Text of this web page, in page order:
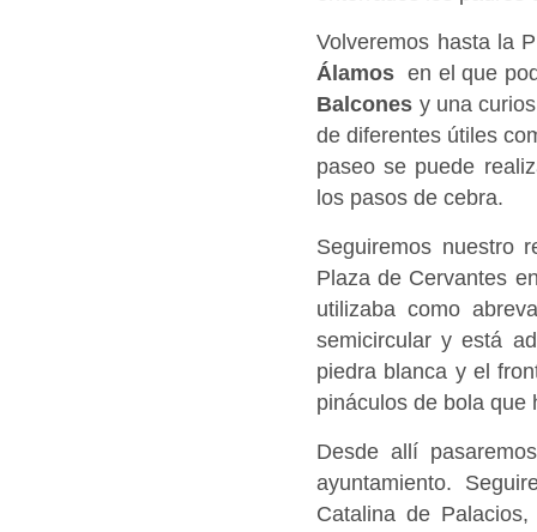
Volveremos hasta la
Álamos en el que
Balcones y una
de diferentes útiles
paseo se puede
los pasos de cebra.
Seguiremos nuestro
Plaza de Cervantes
utilizaba como
semicircular y está
piedra blanca y el
pináculos de bola que
Desde allí
ayuntamiento.
Catalina de